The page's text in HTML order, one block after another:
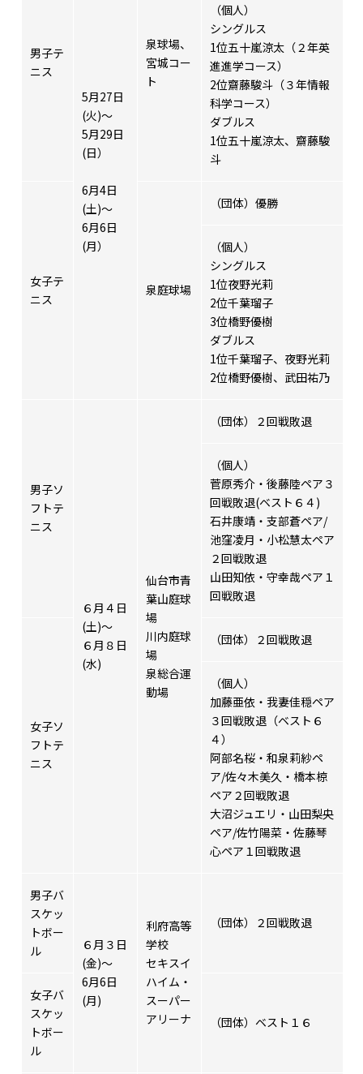
男子テ
ニス
5月27日
(火)～
5月29日
(日）
6月4日
(土)～
6月6日
(月）
泉球場、
宮城コー
ト
（個人）
シングルス
1位五十嵐涼太（２年英
進進学コース）
2位齋藤駿斗（３年情報
科学コース）
ダブルス
1位五十嵐涼太、齋藤駿
斗
女子テ
ニス
泉庭球場
（団体）優勝
（個人）
シングルス
1位夜野光莉
2位千葉瑠子
3位橋野優樹
ダブルス
1位千葉瑠子、夜野光莉
2位橋野優樹、武田祐乃
男子ソ
フトテ
ニス
６月４日
(土)～
６月８日
(水)
仙台市青
葉山庭球
場
川内庭球
場
泉総合運
動場
（団体）２回戦敗退
（個人）
菅原秀介・後藤陸ペア３
回戦敗退(ベスト６４)
石井康靖・支部蒼ペア/
池窪凌月・小松慧太ペア
２回戦敗退
山田知依・守幸哉ペア１
回戦敗退
女子ソ
フトテ
ニス
（団体）２回戦敗退
（個人）
加藤亜依・我妻佳穏ペア
３回戦敗退（ベスト６
４）
阿部名桜・和泉莉紗ペ
ア/佐々木美久・橋本椋
ペア２回戦敗退
大沼ジュエリ・山田梨央
ペア/佐竹陽菜・佐藤琴
心ペア１回戦敗退
男子バ
スケッ
トボー
ル
６月３日
(金)～
6月6日
(月)
利府高等
学校
セキスイ
ハイム・
スーパー
アリーナ
（団体）２回戦敗退
女子バ
スケッ
トボー
ル
（団体）ベスト１６